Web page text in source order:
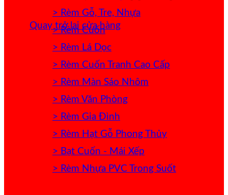
Quay trở lại cửa hàng
> Rèm Gỗ, Tre, Nhựa
> Rèm Cuốn
> Rèm Lá Dọc
> Rèm Cuốn Tranh Cao Cấp
> Rèm Màn Sáo Nhôm
> Rèm Văn Phòng
> Rèm Gia Đình
> Rèm Hạt Gỗ Phong Thủy
> Bạt Cuốn - Mái Xếp
> Rèm Nhựa PVC Trong Suốt